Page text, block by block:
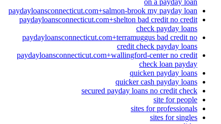
on a payday loan
paydayloansconnecticut.com+salmon-brook my payday loan
paydayloansconnecticut.com+shelton bad credit no credit
check payday loans
paydayloansconnecticut.com+terramuggus bad credit no
credit check payday loans
paydayloansconnecticut.com+wallingford-center no credit
check loan payday
quicken payday loans
quicker cash payday loans
secured payday loans no credit check
site for people
sites for professionals
sites for singles